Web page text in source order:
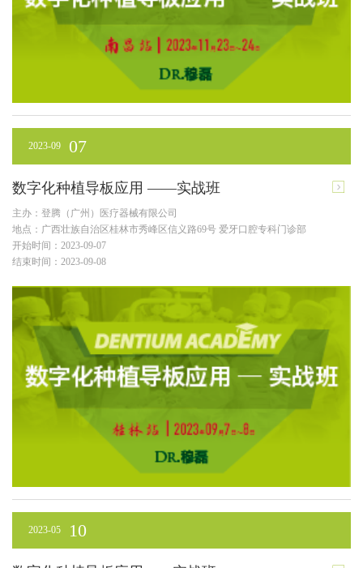
2023-09 07
数字化种植导板应用 ——实战班
主办：登腾（广州）医疗器械有限公司
地点：广西壮族自治区桂林市秀峰区信义路69号 爱牙口腔专科门诊部
开始时间：2023-09-07
结束时间：2023-09-08
2023-05 10